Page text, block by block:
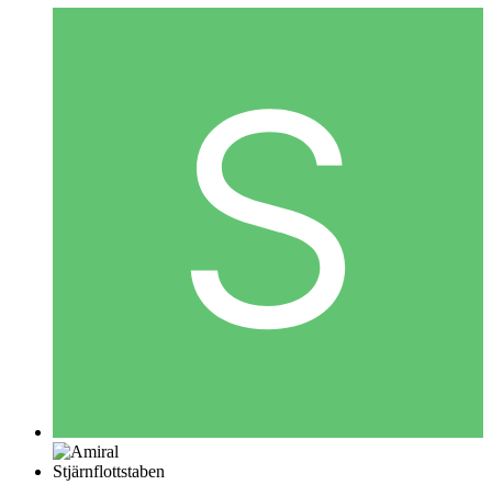
Stjärnflottstaben